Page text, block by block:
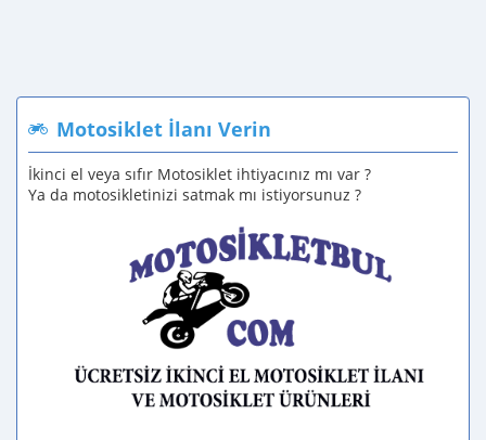
Motosiklet İlanı Verin
İkinci el veya sıfır Motosiklet ihtiyacınız mı var ?
Ya da motosikletinizi satmak mı istiyorsunuz ?